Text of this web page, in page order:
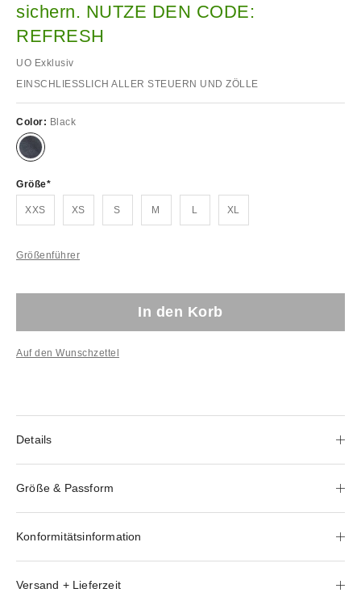
sichern. NUTZE DEN CODE:
REFRESH
UO Exklusiv
EINSCHLIESSLICH ALLER STEUERN UND ZÖLLE
Color: Black
Größe
XXS XS S M L XL
Größenführer
In den Korb
Auf den Wunschzettel
Details
Größe & Passform
Konformitätsinformation
Versand + Lieferzeit